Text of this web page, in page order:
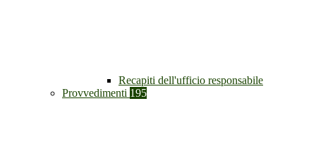
Recapiti dell'ufficio responsabile
Provvedimenti 195